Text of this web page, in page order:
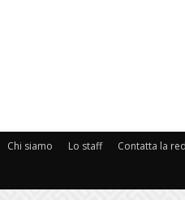
Chi siamo Lo staff Contatta la